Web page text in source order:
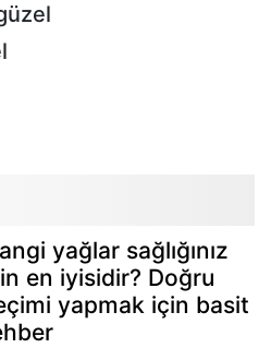
yağlar sağlığınız
en iyisidir? Doğru
yapmak için basit